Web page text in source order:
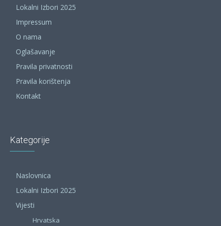
Lokalni Izbori 2025
Impressum
O nama
Oglašavanje
Pravila privatnosti
Pravila korištenja
Kontakt
Kategorije
Naslovnica
Lokalni Izbori 2025
Vijesti
Hrvatska